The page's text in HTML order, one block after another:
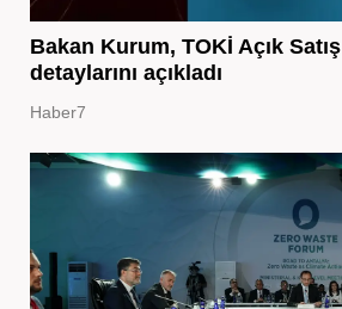
Bakan Kurum, TOKİ Açık
detaylarını açıkladı
Haber7